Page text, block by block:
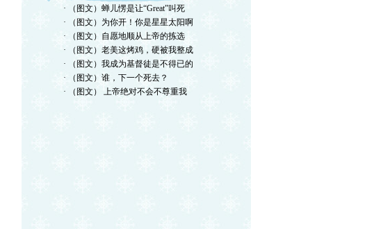
· （图文）蝉儿愣是让“Great”叫死
· （图文）为你开！你是星星太阳啊
· （图文）自愿地顺从上帝的拣选
· （图文）老美这烤鸡，硬被我整成
· （图文）我成为基督徒是不得已的
· （图文）谁，下一个死去？
· （图文） 上帝绝对不会不尊重我